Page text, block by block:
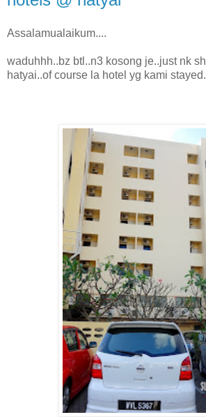
Assalamualaikum....
waduhhh..bz btl..n3 kosong je..just nk
hatyai..of course la hotel yg kami